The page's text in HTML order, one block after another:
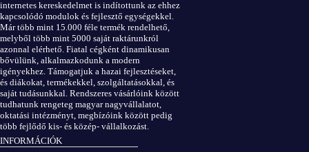
internetes kereskedelmet is indítottunk az ehhez
kapcsolódó modulok és fejlesztő egységekkel.
Már több mint 15.000 féle termék rendelhető,
melyből több mint 5000 saját raktárunkról
azonnal elérhető. Fiatal cégként dinamikusan
bővülünk, alkalmazkodunk a modern
igényekhez. Támogatjuk a hazai fejlesztéseket,
és diákokat, termékekkel, szolgáltatásokkal, és
saját tudásunkkal. Rendszeres vásárlóink között
tudhatunk rengeteg magyar nagyvállalatot,
oktatási intézményt, megbízóink között pedig
több fejlődő kis- és közép- vállalkozást.
INFORMÁCIÓK